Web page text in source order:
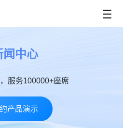
闻中心
服务100000+座席
产品演示